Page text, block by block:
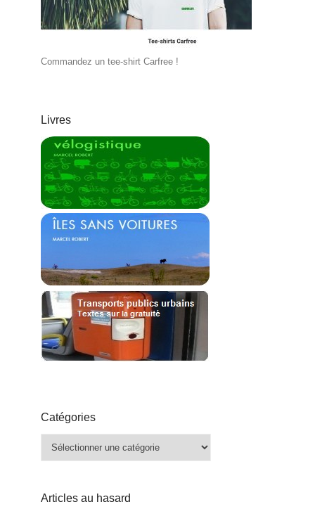
Commandez un tee-shirt Carfree !
Livres
Catégories
Catégories
Articles au hasard